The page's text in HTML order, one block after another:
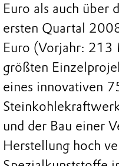
Euro als auch über
ersten Quartal
Euro (Vorjahr:
größten
eines innovativen
und der Bau einer
Herstellung hoch